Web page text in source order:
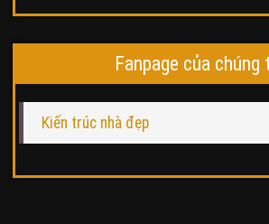
Fanpage của chúng
Kiến trúc nhà đẹp